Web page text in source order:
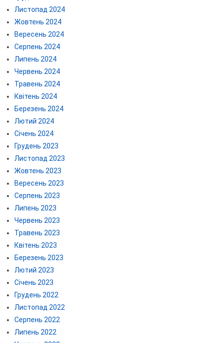
Листопад 2024
Жовтень 2024
Вересень 2024
Серпень 2024
Липень 2024
Червень 2024
Травень 2024
Квітень 2024
Березень 2024
Лютий 2024
Січень 2024
Грудень 2023
Листопад 2023
Жовтень 2023
Вересень 2023
Серпень 2023
Липень 2023
Червень 2023
Травень 2023
Квітень 2023
Березень 2023
Лютий 2023
Січень 2023
Грудень 2022
Листопад 2022
Серпень 2022
Липень 2022